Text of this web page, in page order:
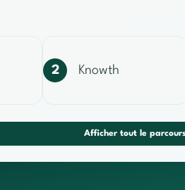
2 Knowth
Afficher tout le